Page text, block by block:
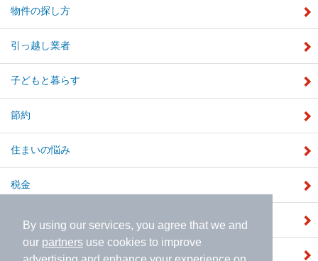
By using our services, you agree that we and
our partners use cookies to improve
物件の探し方
引っ越し業者
子どもと暮らす
節約
住まいの悩み
税金
補助金
注文住宅